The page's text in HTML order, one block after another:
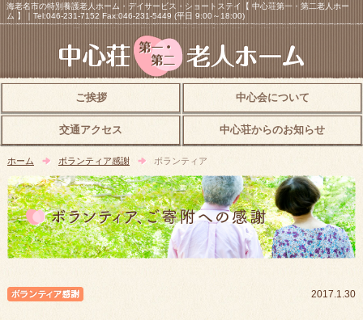
海老名市の特別養護老人ホーム・デイサービス・ショートステイ【 中心荘第一・第二老人ホー
ム 】｜Tel:046-231-7152 Fax:046-231-5449 (平日 9:00～18:00)
ご挨拶 中心会について
交通アクセス 中心荘からのお知らせ
ホーム ボランティア感謝 ボランティア
2017.1.30